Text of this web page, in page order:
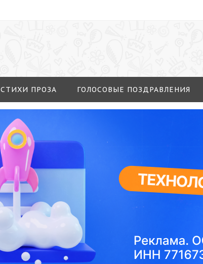
ПРОЗА ГОЛОСОВЫЕ ПОЗДРАВЛЕНИЯ